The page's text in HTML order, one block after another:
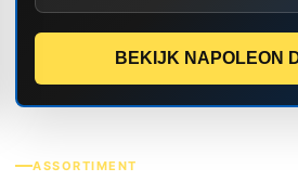
BEKIJK NAPOLEON
ASSORTIMENT